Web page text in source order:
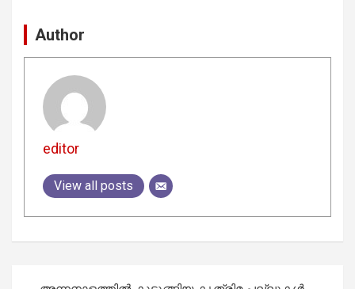
Author
editor
View all posts